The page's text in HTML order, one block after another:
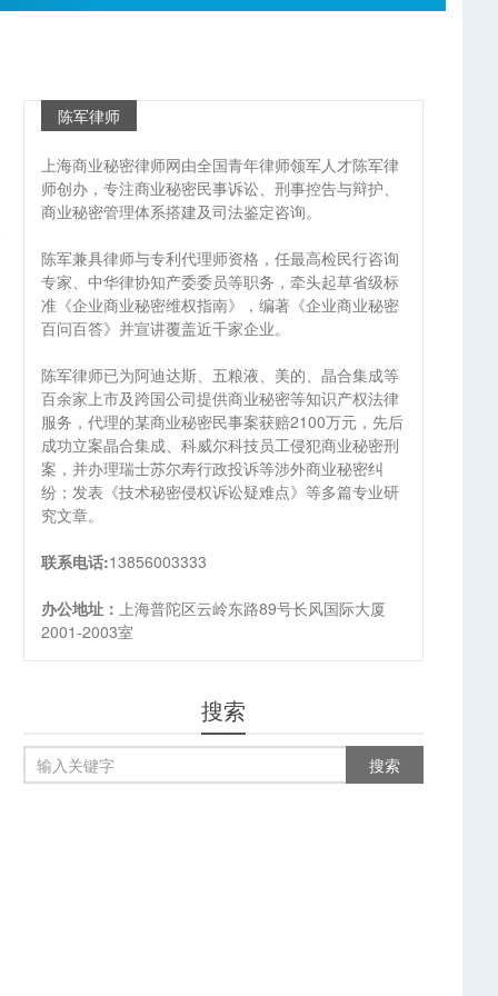
陈军律师
上海商业秘密律师网由全国青年律师领军人才陈军律
师创办，专注商业秘密民事诉讼、刑事控告与辩护、
商业秘密管理体系搭建及司法鉴定咨询。
陈军兼具律师与专利代理师资格，任最高检民行咨询
专家、中华律协知产委委员等职务，牵头起草省级标
准《企业商业秘密维权指南》，编著《企业商业秘密
百问百答》并宣讲覆盖近千家企业。
陈军律师已为阿迪达斯、五粮液、美的、晶合集成等
百余家上市及跨国公司提供商业秘密等知识产权法律
服务，代理的某商业秘密民事案获赔2100万元，先后
成功立案晶合集成、科威尔科技员工侵犯商业秘密刑
案，并办理瑞士苏尔寿行政投诉等涉外商业秘密纠
纷；发表《技术秘密侵权诉讼疑难点》等多篇专业研
究文章。
联系电话:13856003333
办公地址： 上海普陀区云岭东路89号长风国际大厦
2001-2003室
搜索